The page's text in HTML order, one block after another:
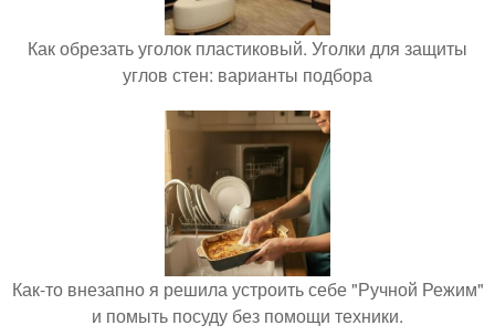
Как обрезать уголок пластиковый. Уголки для защиты
углов стен: варианты подбора
Как-то внезапно я решила устроить себе "Ручной Режим"
и помыть посуду без помощи техники.